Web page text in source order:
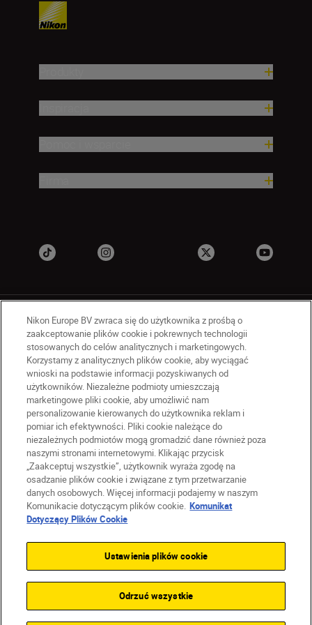
PL Nikon Sites
Skontaktuj się z nami
Oświadczenie dotyczące prywatności
Warunki użytkowania
Warunki korzystania z Nikon Store
Komunikat dotyczący plików cookie
Dostępność
Ustawienia plików cookie
© 2026 Nikon
SKIP
Nikon Europe BV zwraca się do użytkownika z prośbą o
zaakceptowanie plików cookie i pokrewnych technologii
stosowanych do celów analitycznych i marketingowych.
Korzystamy z analitycznych plików cookie, aby wyciągać
wnioski na podstawie informacji pozyskiwanych od
użytkowników. Niezależne podmioty umieszczają
marketingowe pliki cookie, aby umożliwić nam
personalizowanie kierowanych do użytkownika reklam i
pomiar ich efektywności. Pliki cookie należące do
niezależnych podmiotów mogą gromadzić dane również poza
naszymi stronami internetowymi. Klikając przycisk
„Zaakceptuj wszystkie”, użytkownik wyraża zgodę na
osadzanie plików cookie i związane z tym przetwarzanie
danych osobowych. Więcej informacji podajemy w naszym
Komunikacie dotyczącym plików cookie. Komunikat
Dotyczący Plików Cookie
Ustawienia plików cookie
Odrzuć wszystkie